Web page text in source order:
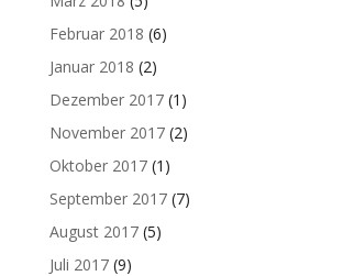
Februar 2018 (6)
Januar 2018 (2)
Dezember 2017(1)
November 2017(2)
Oktober 2017(1)
September 2017(7)
August 2017(5)
Juli 2017(9)